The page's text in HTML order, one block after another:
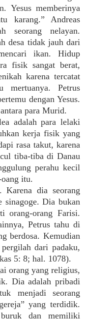
Yesus memberinya
karang.” Andreas
seorang nelayan.
desa tidak jauh dari
ikan. Hidup
fisik sangat berat,
karena tercatat
mertuanya. Petrus
dengan Yesus.
para Murid.
adalah para lelaki
kerja fisik yang
rasa takut, karena
tiba-tiba di Danau
perahu kecil
itu.
Karena dia seorang
sinagoge. Dia bukan
orang-orang Farisi.
Petrus tahu di
berdosa. Kemudian
dari padaku,
5: 8; hal. 1078).
orang yang religius,
Dia adalah pribadi
menjadi seorang
yang terdidik.
dan memiliki